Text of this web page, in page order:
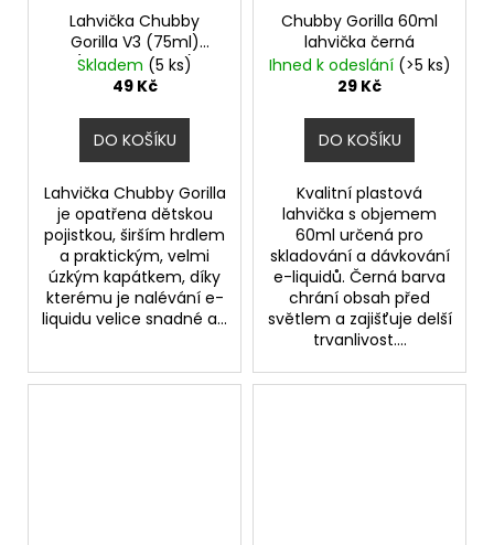
Lahvička Chubby
Gorilla V3 (75ml)
(Black & White)
Skladem (5 ks)
49 Kč
DO KOŠÍKU
Lahvička Chubby Gorilla
je opatřena dětskou
pojistkou, širším hrdlem
a praktickým, velmi
úzkým kapátkem, díky
kterému je nalévání e-
liquidu velice snadné a...
Chubby Gorilla 60ml
lahvička černá
Ihned k odeslání (>5 ks)
29 Kč
DO KOŠÍKU
Kvalitní plastová
lahvička s objemem
60ml určená pro
skladování a dávkování
e-liquidů. Černá barva
chrání obsah před
světlem a zajišťuje delší
trvanlivost....
JOYETECH
ATOMIZER
0,5
OHM
49
Kč